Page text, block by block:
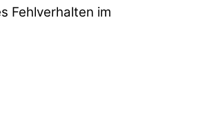
Fehlverhalten im